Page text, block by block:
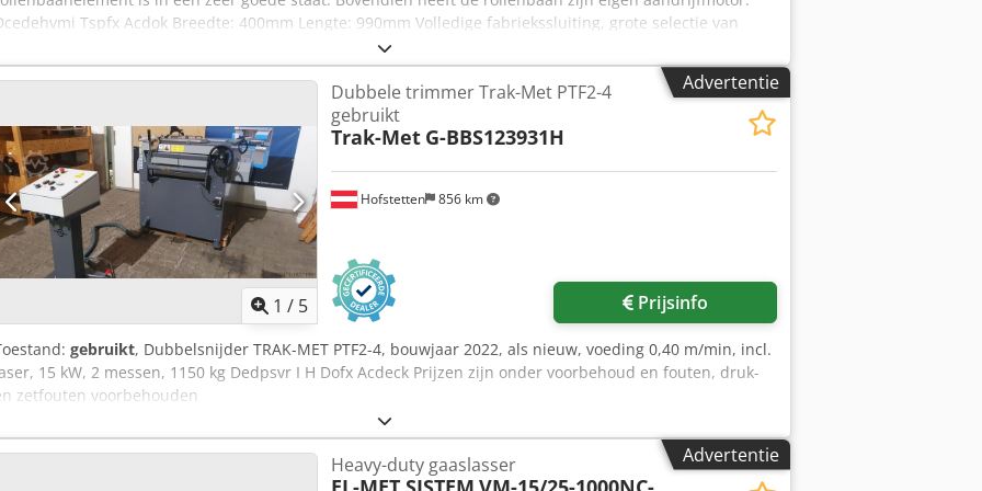
Tspfx Acdok Breedte: 400mm Lengte: 990mm Volledige fabriekssluiting, grote selectie van
opslag platforms, palletrekken, legbord rekken, paternosters. Industriële machines van hoge kwaliteit,
slijpmachines, handmachines Meer artikelen - nieuw en gebruikt - vindt u in onze shop!
Advertentie
1 / 5
Hofstetten 856 km
Dubbele trimmer Trak-Met PTF2-4
gebruikt
Trak-Met G-BBS123931H
Prijsinfo
gebruikt, Dubbelsnijder TRAK-MET PTF2-4, bouwjaar 2022, als nieuw, voeding 0,40 m/min, incl.
15 kW, 2 messen, 1150 kg Dedpsvr I H Dofx Acdeck Prijzen zijn onder voorbehoud en fouten, druk-
zetfouten voorbehouden
Advertentie
Heavy-duty gaaslasser